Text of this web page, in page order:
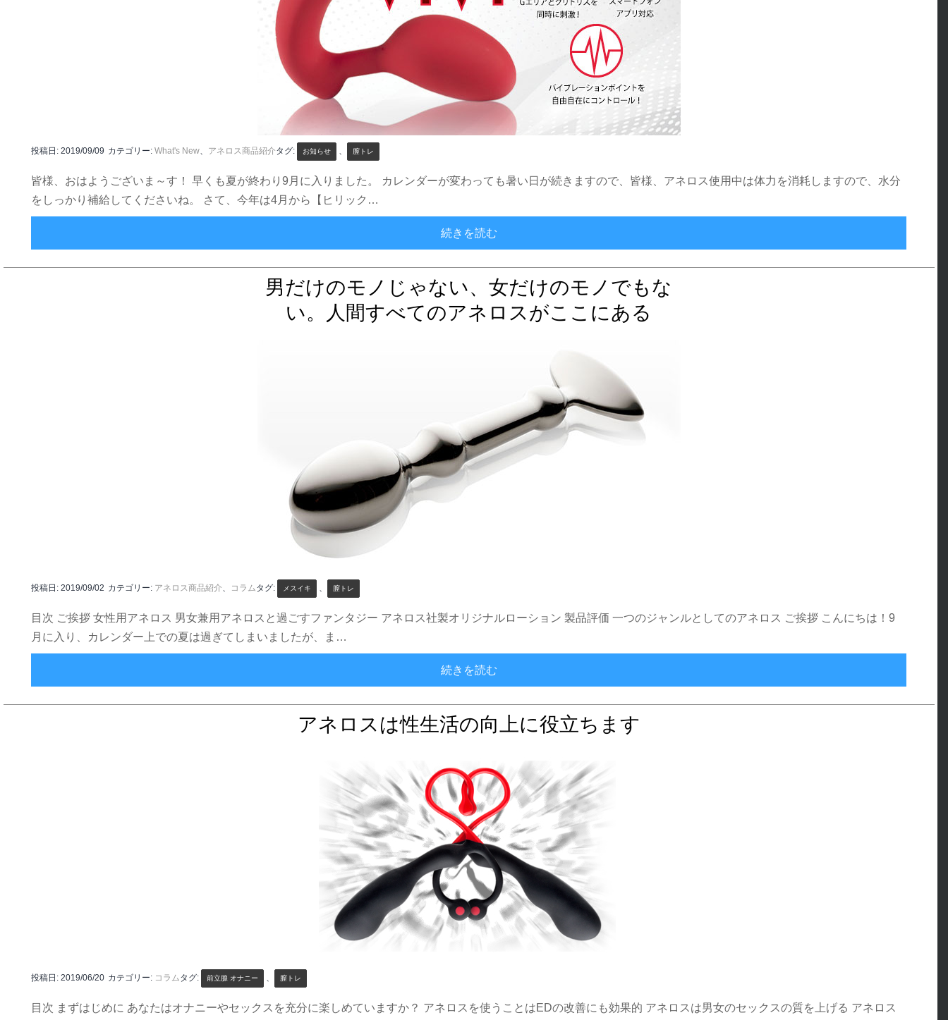
投稿日:2019/09/09 カテゴリー:What's New、 アネロス商品紹介タグ: お知らせ 、 膣トレ
皆様、おはようございま～す！ 早くも夏が終わり9月に入りました。 カレンダーが変わっても暑い日が続きますので、皆様、アネロス使用中は体力を消耗しますので、水分
をしっかり補給してくださいね。 さて、今年は4月から【ヒリック…
続きを読む気持ちよく健康的に！女性用【ヴィヴィ】新発売
男だけのモノじゃない、女だけのモノでもな
い。人間すべてのアネロスがここにある
投稿日:2019/09/02 カテゴリー: アネロス商品紹介、 コラムタグ: メスイキ 、 膣トレ
目次 ご挨拶 女性用アネロス 男女兼用アネロスと過ごすファンタジー アネロス社製オリジナルローション 製品評価 一つのジャンルとしてのアネロス ご挨拶 こんにちは！9
月に入り、カレンダー上での夏は過ぎてしまいましたが、ま…
続きを読む男だけのモノじゃない、女だけのモノでもない。人間すべてのアネロスがここにある
アネロスは性生活の向上に役立ちます
投稿日:2019/06/20 カテゴリー: コラムタグ: 前立腺 オナニー 、 膣トレ
目次 まずはじめに あなたはオナニーやセックスを充分に楽しめていますか？ アネロスを使うことはEDの改善にも効果的 アネロスは男女のセックスの質を上げる アネロス